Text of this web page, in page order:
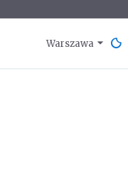
Warszawa